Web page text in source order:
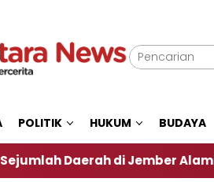
POLITIK HUKUM BUDAYA
di Jember Alami Krisi Air